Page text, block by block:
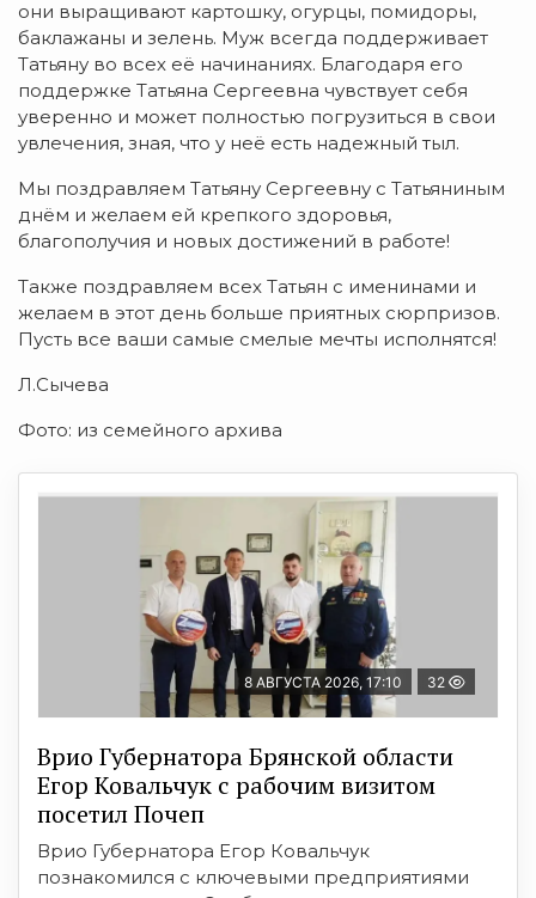
они выращивают картошку, огурцы, помидоры,
баклажаны и зелень. Муж всегда поддерживает
Татьяну во всех её начинаниях. Благодаря его
поддержке Татьяна Сергеевна чувствует себя
уверенно и может полностью погрузиться в свои
увлечения, зная, что у неё есть надежный тыл.
Мы поздравляем Татьяну Сергеевну с Татьяниным
днём и желаем ей крепкого здоровья,
благополучия и новых достижений в работе!
Также поздравляем всех Татьян с именинами и
желаем в этот день больше приятных сюрпризов.
Пусть все ваши самые смелые мечты исполнятся!
Л.Сычева
Фото: из семейного архива
8 АВГУСТА 2026, 17:10 32
Врио Губернатора Брянской области
Егор Ковальчук с рабочим визитом
посетил Почеп
Врио Губернатора Егор Ковальчук
познакомился с ключевыми предприятиями